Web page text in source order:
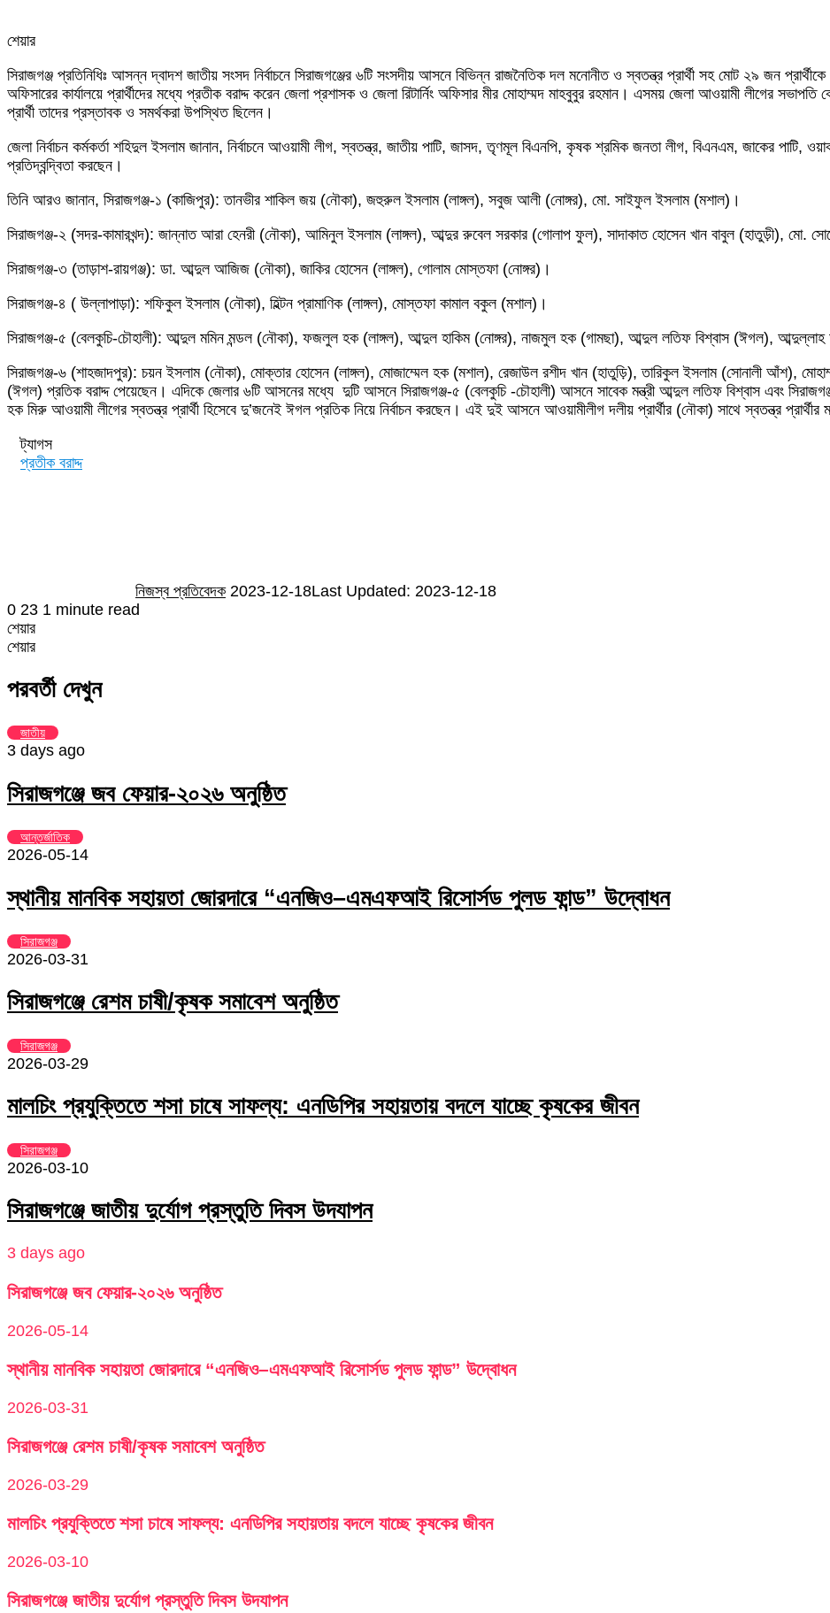
শেয়ার
via
Email
সিরাজগঞ্জ প্রতিনিধিঃ আসন্ন দ্বাদশ জাতীয় সংসদ নির্বাচনে সিরাজগঞ্জের ৬টি সংসদীয় আসনে বিভিন্ন রাজনৈতিক দল মনোনীত ও স্বতন্ত্র প্রার্থী সহ মোট ২৯ জন
অফিসারের কার্যালয়ে প্রার্থীদের মধ্যে প্রতীক বরাদ্দ করেন জেলা প্রশাসক ও জেলা রিটার্নিং অফিসার মীর মোহাম্মদ মাহবুবুর রহমান। এসময় জেলা আওয়ামী লীগের
প্রার্থী তাদের প্রস্তাবক ও সমর্থকরা উপস্থিত ছিলেন।
জেলা নির্বাচন কর্মকর্তা শহিদুল ইসলাম জানান, নির্বাচনে আওয়ামী লীগ, স্বতন্ত্র, জাতীয় পাটি, জাসদ, তৃণমূল বিএনপি, কৃষক শ্রমিক জনতা লীগ, বিএনএম, জাকের পাটি,
প্রতিদ্বন্দ্বিতা করছেন।
তিনি আরও জানান, সিরাজগঞ্জ-১ (কাজিপুর): তানভীর শাকিল জয় (নৌকা), জহুরুল ইসলাম (লাঙ্গল), সবুজ আলী (নোঙ্গর), মো. সাইফুল ইসলাম (মশাল)।
সিরাজগঞ্জ-২ (সদর-কামারখন্দ): জান্নাত আরা হেনরী (নৌকা), আমিনুল ইসলাম (লাঙ্গল), আব্দুর রুবেল সরকার (গোলাপ ফুল), সাদাকাত হোসেন খান বাবুল (হাতুড়ী), মো.
সিরাজগঞ্জ-৩ (তাড়াশ-রায়গঞ্জ): ডা. আব্দুল আজিজ (নৌকা), জাকির হোসেন (লাঙ্গল), গোলাম মোস্তফা (নোঙ্গর)।
সিরাজগঞ্জ-৪ ( উল্লাপাড়া): শফিকুল ইসলাম (নৌকা), হিল্টন প্রামাণিক (লাঙ্গল), মোস্তফা কামাল বকুল (মশাল)।
সিরাজগঞ্জ-৫ (বেলকুচি-চৌহালী): আব্দুল মমিন মন্ডল (নৌকা), ফজলুল হক (লাঙ্গল), আব্দুল হাকিম (নোঙ্গর), নাজমুল হক (গামছা), আব্দুল লতিফ বিশ্বাস (ঈগল),
সিরাজগঞ্জ-৬ (শাহজাদপুর): চয়ন ইসলাম (নৌকা), মোক্তার হোসেন (লাঙ্গল), মোজাম্মেল হক (মশাল), রেজাউল রশীদ খান (হাতুড়ি), তারিকুল ইসলাম (সোনালী আঁশ),
(ঈগল) প্রতিক বরাদ্দ পেয়েছেন। এদিকে জেলার ৬টি আসনের মধ্যে দুটি আসনে সিরাজগঞ্জ-৫ (বেলকুচি -চৌহালী) আসনে সাবেক মন্ত্রী আব্দুল লতিফ বিশ্বাস এবং
হক মিরু আওয়ামী লীগের স্বতন্ত্র প্রার্থী হিসেবে দু’জনেই ঈগল প্রতিক নিয়ে নির্বাচন করছেন। এই দুই আসনে আওয়ামীলীগ দলীয় প্রার্থীর (নৌকা) সাথে স্বতন্ত্র প্রার্থীর
ট্যাগস
প্রতীক বরাদ্দ
নিজস্ব প্রতিবেদক 2023-12-18Last Updated: 2023-12-18
0 23 1 minute read
শেয়ার
Facebook
Twitter
LinkedIn
Skype
Messenger
Messenger
WhatsApp
Telegram
Share
Email
প্রিন্ট
শেয়ার
via
Email
পরবর্তী দেখুন
জাতীয়
3 days ago
সিরাজগঞ্জে জব ফেয়ার-২০২৬ অনুষ্ঠিত
আন্তর্জাতিক
2026-05-14
স্থানীয় মানবিক সহায়তা জোরদারে “এনজিও–এমএফআই রিসোর্সড পুলড ফান্ড” উদ্বোধন
সিরাজগঞ্জ
2026-03-31
সিরাজগঞ্জে রেশম চাষী/কৃষক সমাবেশ অনুষ্ঠিত
সিরাজগঞ্জ
2026-03-29
মালচিং প্রযুক্তিতে শসা চাষে সাফল্য: এনডিপির সহায়তায় বদলে যাচ্ছে কৃষকের জীবন
সিরাজগঞ্জ
2026-03-10
সিরাজগঞ্জে জাতীয় দুর্যোগ প্রস্তুতি দিবস উদযাপন
3 days ago
সিরাজগঞ্জে জব ফেয়ার-২০২৬ অনুষ্ঠিত
2026-05-14
স্থানীয় মানবিক সহায়তা জোরদারে “এনজিও–এমএফআই রিসোর্সড পুলড ফান্ড” উদ্বোধন
2026-03-31
সিরাজগঞ্জে রেশম চাষী/কৃষক সমাবেশ অনুষ্ঠিত
2026-03-29
মালচিং প্রযুক্তিতে শসা চাষে সাফল্য: এনডিপির সহায়তায় বদলে যাচ্ছে কৃষকের জীবন
2026-03-10
সিরাজগঞ্জে জাতীয় দুর্যোগ প্রস্তুতি দিবস উদযাপন